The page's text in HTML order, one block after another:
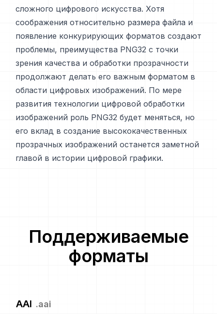
сложного цифрового искусства. Хотя
соображения относительно размера файла и
появление конкурирующих форматов создают
проблемы, преимущества PNG32 с точки
зрения качества и обработки прозрачности
продолжают делать его важным форматом в
области цифровых изображений. По мере
развития технологии цифровой обработки
изображений роль PNG32 будет меняться, но
его вклад в создание высококачественных
прозрачных изображений останется заметной
главой в истории цифровой графики.
Поддерживаемые
форматы
AAI .aai